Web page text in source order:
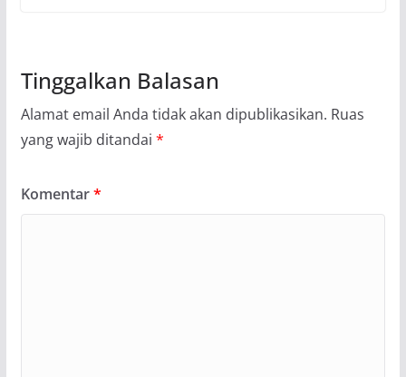
Tinggalkan Balasan
Alamat email Anda tidak akan dipublikasikan. Ruas
yang wajib ditandai *
Komentar*